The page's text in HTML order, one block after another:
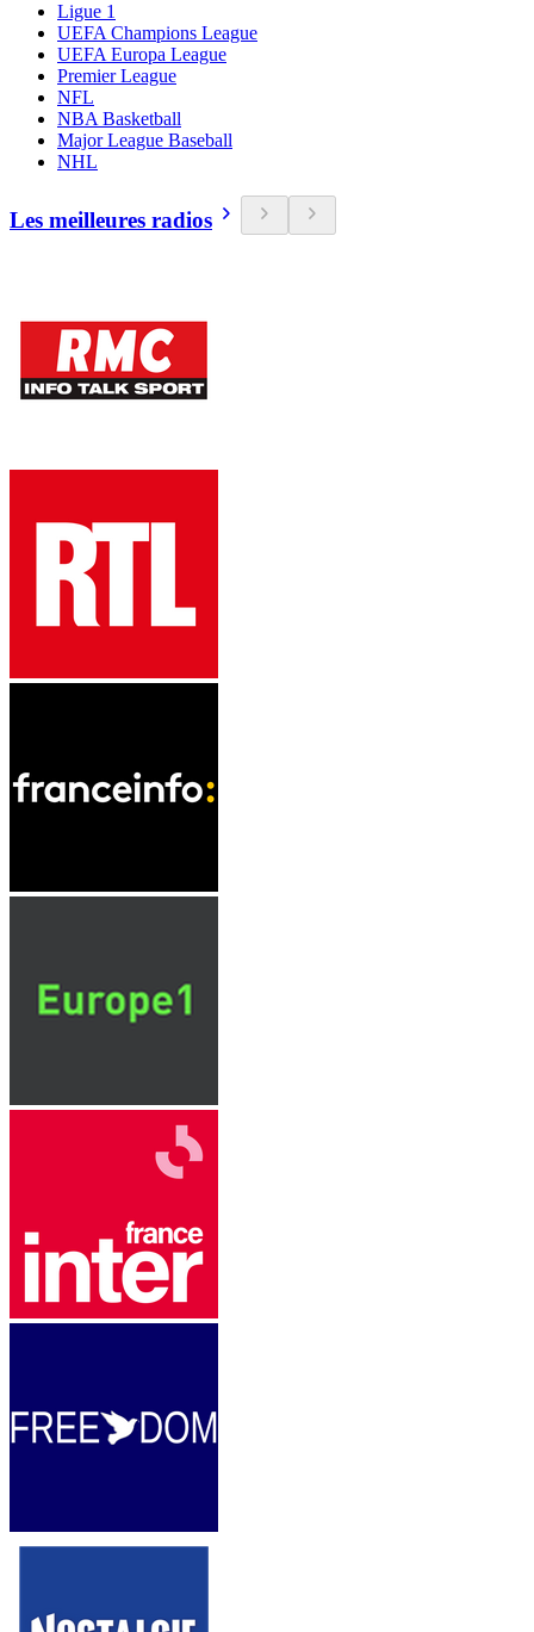
Ligue 1
UEFA Champions League
UEFA Europa League
Premier League
NFL
NBA Basketball
Major League Baseball
NHL
Les meilleures radios